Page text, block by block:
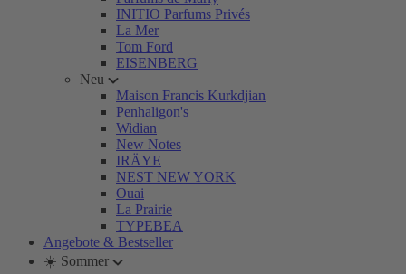
INITIO Parfums Privés
La Mer
Tom Ford
EISENBERG
Neu
Maison Francis Kurkdjian
Penhaligon's
Widian
New Notes
IRÄYE
NEST NEW YORK
Ouai
La Prairie
TYPEBEA
Angebote & Bestseller
☀️ Sommer